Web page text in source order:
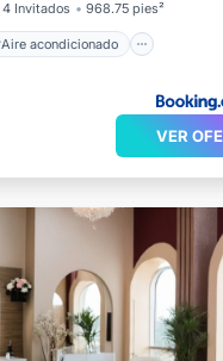
4 Invitados 968.75 pies²
Aire acondicionado
VER